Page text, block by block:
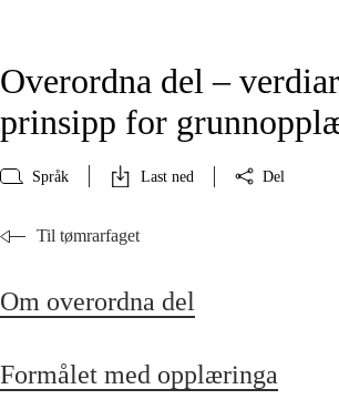
Overordna del –
prinsipp for
Språk Last ned Del
Til tømrarfaget
Om overordna del
Formålet med opplæringa